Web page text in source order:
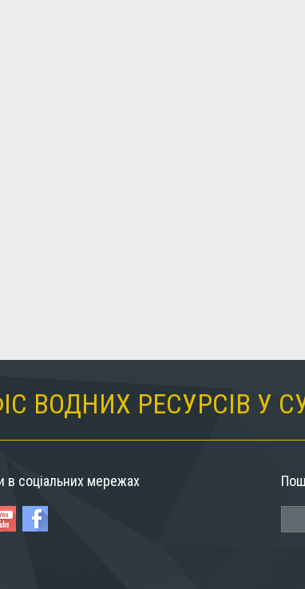
ВОДНИХ РЕСУРСІВ У
в соціальних мережах